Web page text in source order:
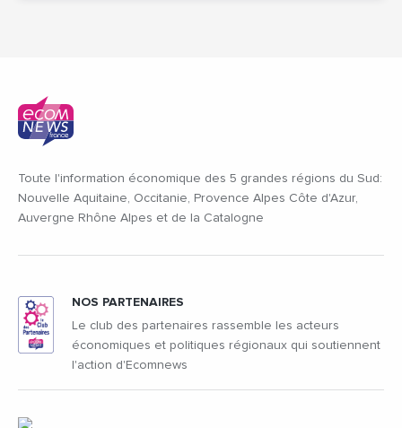
Toute l'information économique des 5 grandes régions du Sud:
Nouvelle Aquitaine, Occitanie, Provence Alpes Côte d'Azur,
Auvergne Rhône Alpes et de la Catalogne
NOS PARTENAIRES
Le club des partenaires rassemble les acteurs
économiques et politiques régionaux qui soutiennent
l'action d'Ecomnews